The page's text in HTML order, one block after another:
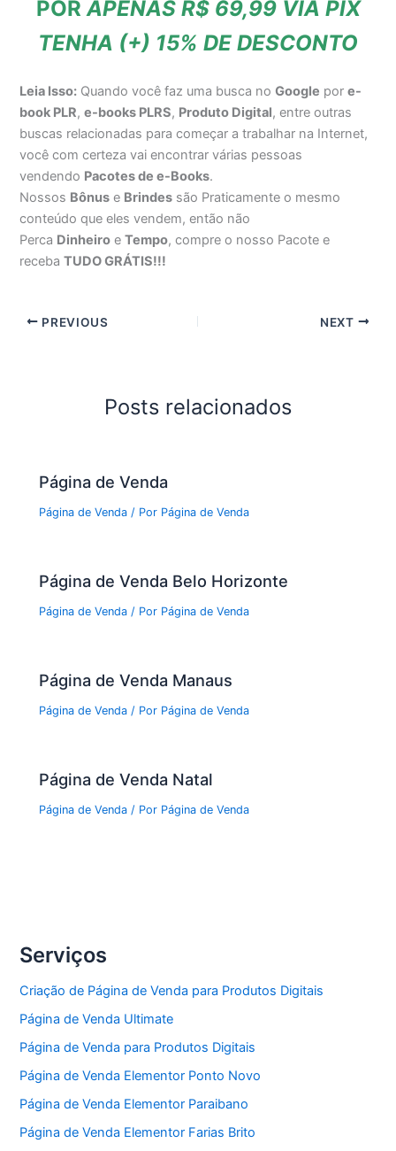
PORAPENAS R$ 69,99 VIA PIX
TENHA (+) 15% DE DESCONTO
Leia Isso: Quando você faz uma busca noGoogle pore-
book PLR,e-books PLRS, Produto Digital, entre outras
buscas relacionadas para começar a trabalhar na Internet,
você com certeza vai encontrar várias pessoas
vendendo Pacotes de e-Books.
Nossos Bônus e Brindes são Praticamente o mesmo
conteúdo que eles vendem, então não
Perca Dinheiro eTempo, compre o nosso Pacote e
recebaTUDO GRÁTIS!!!
PREVIOUS NEXT
Posts relacionados
Página de Venda
Página de Venda / Por Página de Venda
Página de Venda Belo Horizonte
Página de Venda / Por Página de Venda
Página de Venda Manaus
Página de Venda / Por Página de Venda
Página de Venda Natal
Página de Venda / Por Página de Venda
Serviços
Criação de Página de Venda para Produtos Digitais
Página de Venda Ultimate
Página de Venda para Produtos Digitais
Página de Venda Elementor Ponto Novo
Página de Venda Elementor Paraibano
Página de Venda Elementor Farias Brito